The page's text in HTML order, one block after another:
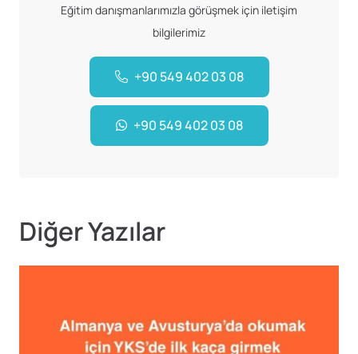
Eğitim danışmanlarımızla görüşmek için iletişim
bilgilerimiz
+90 549 402 03 08
+90 549 402 03 08
Diğer Yazılar